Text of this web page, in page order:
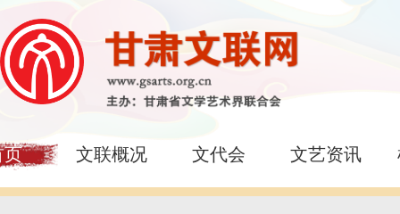
页 文联概况 文代会 文艺资讯